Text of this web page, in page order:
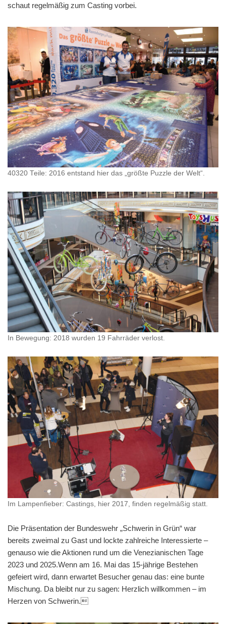
schaut regelmäßig zum Casting vorbei.
40320 Teile: 2016 entstand hier das „größte Puzzle der Welt“.
In Bewegung: 2018 wurden 19 Fahrräder verlost.
Im Lampenfieber: Castings, hier 2017, finden regelmäßig statt.
Die Präsentation der Bundeswehr „Schwerin in Grün“ war
bereits zweimal zu Gast und lockte zahlreiche Interessierte –
genauso wie die Aktionen rund um die Venezianischen Tage
2023 und 2025.Wenn am 16. Mai das 15-jährige Bestehen
gefeiert wird, dann erwartet Besucher genau das: eine bunte
Mischung. Da bleibt nur zu sagen: Herzlich willkommen – im
Herzen von Schwerin.